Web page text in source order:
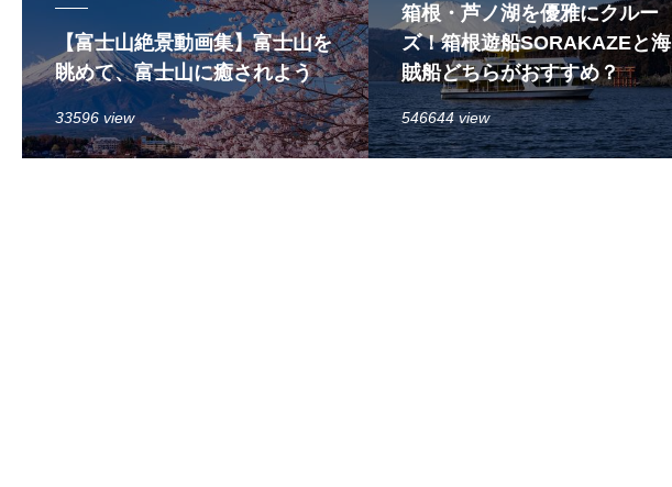
【富士山絶景動画集】富士山を
眺めて、富士山に癒されよう
33596 view
箱根・芦ノ湖を優雅にクルー
ズ！箱根遊船SORAKAZEと海
賊船どちらがおすすめ？
546644 view